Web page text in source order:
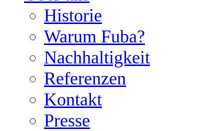
Historie
Warum Fuba?
Nachhaltigkeit
Referenzen
Kontakt
Presse